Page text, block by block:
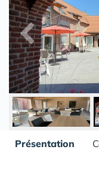
Présentation